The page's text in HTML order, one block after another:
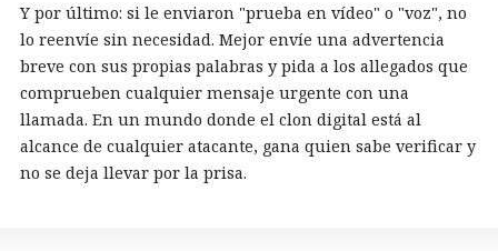
Y por último: si le enviaron "prueba en vídeo" o "voz", no
lo reenvíe sin necesidad. Mejor envíe una advertencia
breve con sus propias palabras y pida a los allegados que
comprueben cualquier mensaje urgente con una
llamada. En un mundo donde el clon digital está al
alcance de cualquier atacante, gana quien sabe verificar y
no se deja llevar por la prisa.